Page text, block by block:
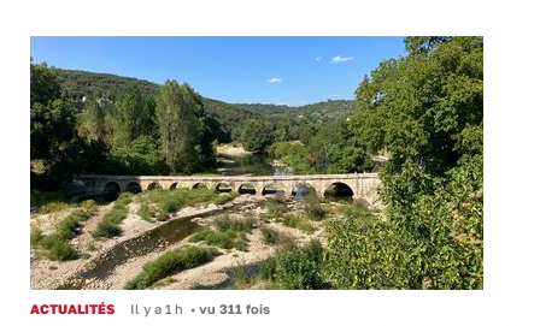
ACTUALITÉS Il y a 1 h • vu 311 fois